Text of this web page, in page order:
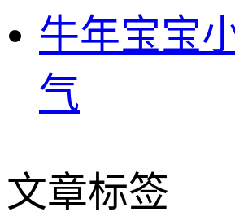
牛年宝宝
气
文章标签